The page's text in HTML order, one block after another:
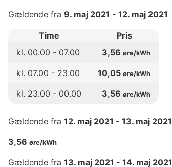
Gældende fra 9. maj 2021 - 12. maj 2021
Time
Pris
kl. 00.00 - 07.00 3,56 øre/kWh
kl. 07.00 - 23.00 10,05 øre/kWh
kl. 23.00 - 00.00 3,56 øre/kWh
Gældende fra 12. maj 2021 - 13. maj 2021
3,56 øre/kWh
Gældende fra 13. maj 2021 - 14. maj 2021